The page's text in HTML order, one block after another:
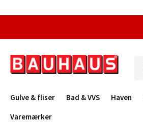
Gulve & fliser Bad & VVS Haven
Varemærker